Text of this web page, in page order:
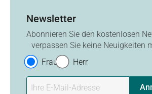
Newsletter
Abonnieren Sie den kostenlosen
verpassen Sie keine Neuigkeiten
Frau
Herr